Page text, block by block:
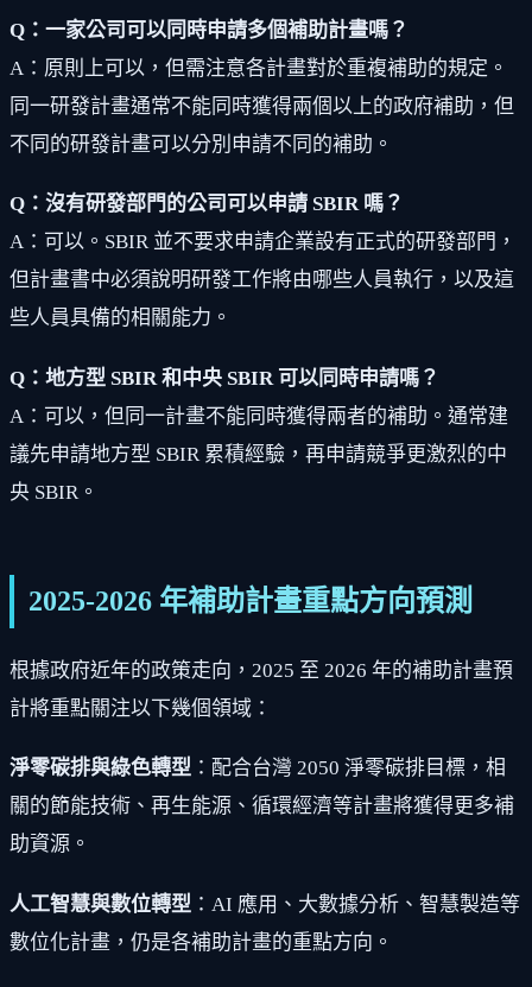
Q：一家公司可以同時申請多個補助計畫嗎？
A：原則上可以，但需注意各計畫對於重複補助的規定。
同一研發計畫通常不能同時獲得兩個以上的政府補助，但
不同的研發計畫可以分別申請不同的補助。
Q：沒有研發部門的公司可以申請 SBIR 嗎？
A：可以。SBIR 並不要求申請企業設有正式的研發部門，
但計畫書中必須說明研發工作將由哪些人員執行，以及這
些人員具備的相關能力。
Q：地方型 SBIR 和中央 SBIR 可以同時申請嗎？
A：可以，但同一計畫不能同時獲得兩者的補助。通常建
議先申請地方型 SBIR 累積經驗，再申請競爭更激烈的中
央 SBIR。
2025-2026 年補助計畫重點方向預測
根據政府近年的政策走向，2025 至 2026 年的補助計畫預
計將重點關注以下幾個領域：
淨零碳排與綠色轉型 ：配合台灣 2050 淨零碳排目標，相
關的節能技術、再生能源、循環經濟等計畫將獲得更多補
助資源。
人工智慧與數位轉型 ：AI 應用、大數據分析、智慧製造等
數位化計畫，仍是各補助計畫的重點方向。